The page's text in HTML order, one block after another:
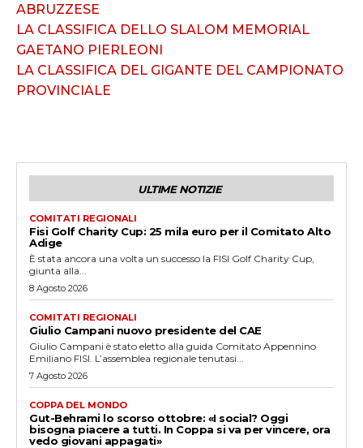
ABRUZZESE
LA CLASSIFICA DELLO SLALOM MEMORIAL
GAETANO PIERLEONI
LA CLASSIFICA DEL GIGANTE DEL CAMPIONATO
PROVINCIALE
ULTIME NOTIZIE
COMITATI REGIONALI
Fisi Golf Charity Cup: 25 mila euro per il Comitato Alto
Adige
È stata ancora una volta un successo la FISI Golf Charity Cup,
giunta alla...
8 Agosto 2026
COMITATI REGIONALI
Giulio Campani nuovo presidente del CAE
Giulio Campani è stato eletto alla guida Comitato Appennino
Emiliano FISI. L’assemblea regionale tenutasi...
7 Agosto 2026
COPPA DEL MONDO
Gut-Behrami lo scorso ottobre: «I social? Oggi
bisogna piacere a tutti. In Coppa si va per vincere, ora
vedo giovani appagati»